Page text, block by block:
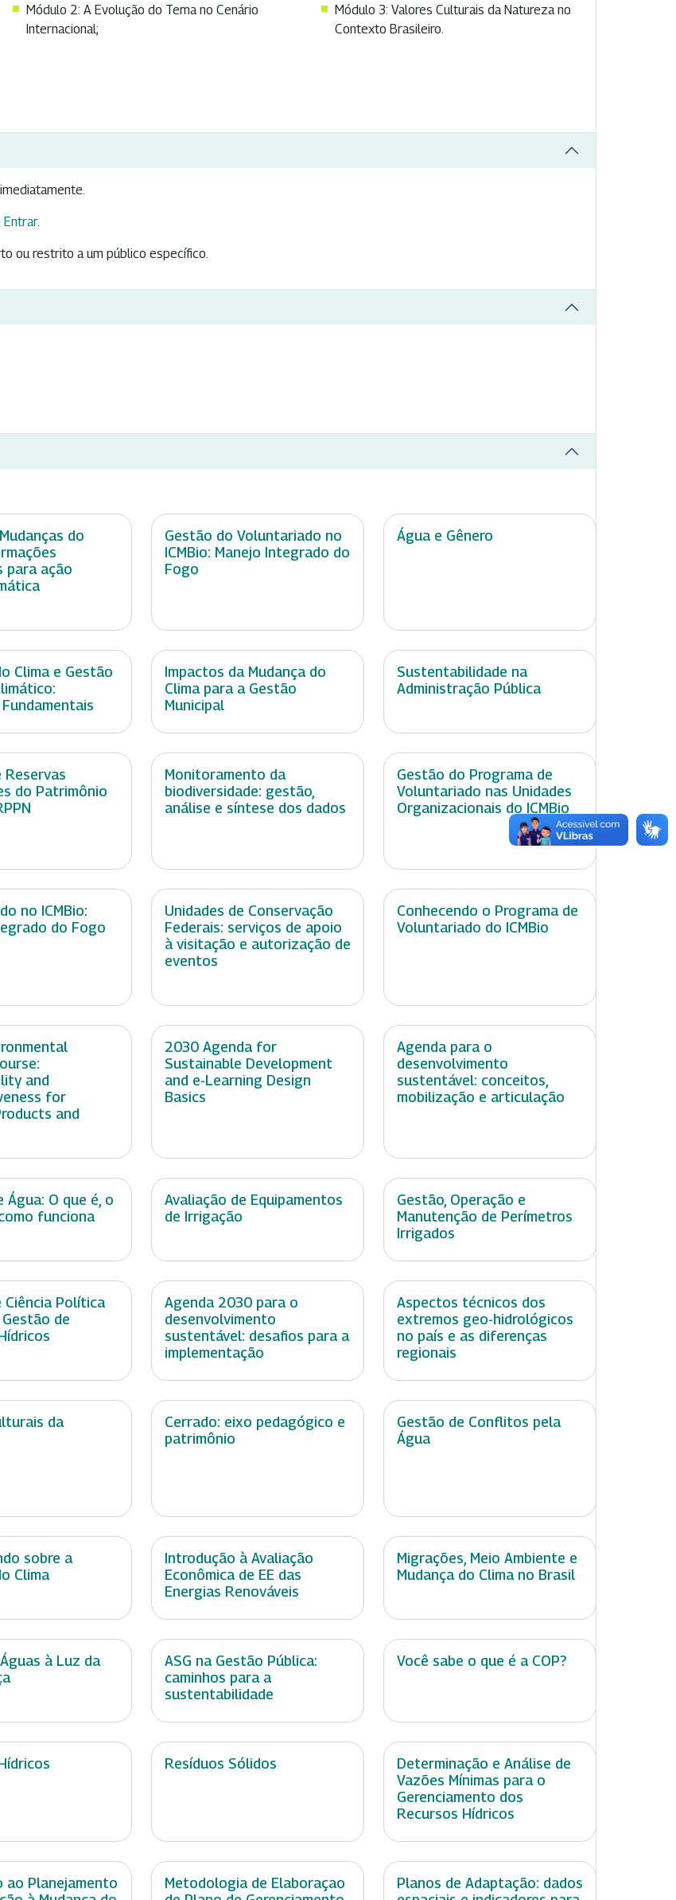
Módulo 2: A Evolução do Tema no Cenário
Internacional;
Módulo 3: Valores Culturais da Natureza no
Contexto Brasileiro.
Entrar.
ou restrito a um público específico.
do
ação
Gestão do Voluntariado no
ICMBio: Manejo Integrado do
Fogo
Água e Gênero
Clima e Gestão
Impactos da Mudança do
Clima para a Gestão
Municipal
Sustentabilidade na
Administração Pública
Reservas
do Patrimônio
Monitoramento da
biodiversidade: gestão,
análise e síntese dos dados
Gestão do Programa de
Voluntariado nas Unidades
Organizacionais do ICMBio
no ICMBio:
do Fogo
Unidades de Conservação
Federais: serviços de apoio
à visitação e autorização de
eventos
Conhecendo o Programa de
Voluntariado do ICMBio
and
for
and
2030 Agenda for
Sustainable Development
and e-Learning Design
Basics
Agenda para o
desenvolvimento
sustentável: conceitos,
mobilização e articulação
Água: O que é, o
funciona
Avaliação de Equipamentos
de Irrigação
Gestão, Operação e
Manutenção de Perímetros
Irrigados
Ciência Política
de
Agenda 2030 para o
desenvolvimento
sustentável: desafios para a
implementação
Aspectos técnicos dos
extremos geo-hidrológicos
no país e as diferenças
regionais
da
Cerrado: eixo pedagógico e
patrimônio
Gestão de Conflitos pela
Água
sobre a
Clima
Introdução à Avaliação
Econômica de EE das
Energias Renováveis
Migrações, Meio Ambiente e
Mudança do Clima no Brasil
à Luz da
ASG na Gestão Pública:
caminhos para a
sustentabilidade
Você sabe o que é a COP?
Resíduos Sólidos
Determinação e Análise de
Vazões Mínimas para o
Gerenciamento dos
Recursos Hídricos
ao Planejamento
Metodologia de Elaboraçao
Planos de Adaptação: dados